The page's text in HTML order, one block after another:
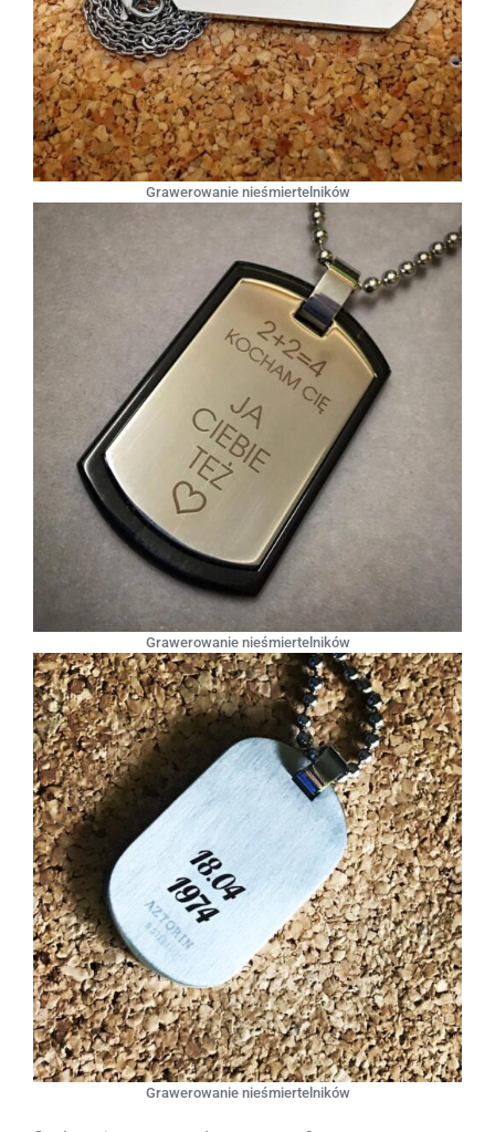
Grawerowanie nieśmiertelników
Grawerowanie nieśmiertelników
Grawerowanie nieśmiertelników